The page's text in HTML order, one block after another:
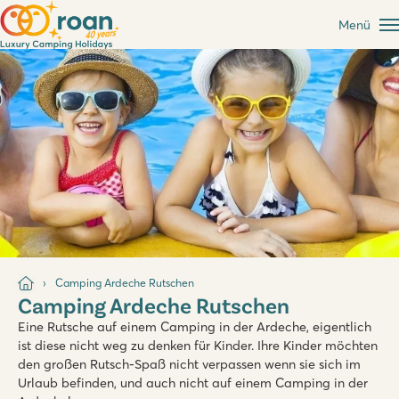
Menü
Camping Ardeche Rutschen
Camping Ardeche Rutschen
Eine Rutsche auf einem Camping in der Ardeche, eigentlich
ist diese nicht weg zu denken für Kinder. Ihre Kinder möchten
den großen Rutsch-Spaß nicht verpassen wenn sie sich im
Urlaub befinden, und auch nicht auf einem Camping in der